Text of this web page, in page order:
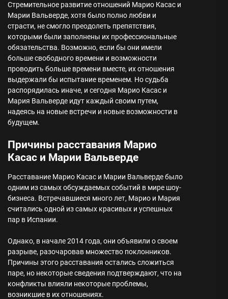
Стремительное развитие отношений Марио Касас и
Марии Вальверде, хотя было полно любви и
страсти, не смогло преодолеть препятствия,
которыми были заполнены их профессиональные
обязательства. Возможно, если бы они имели
больше свободного времени и возможности
проводить больше времени вместе, их отношения
выдержали бы испытание временем. Но судьба
распорядилась иначе, и сегодня Марио Касас и
Мария Вальверде идут каждый своим путем,
надеясь на новые встречи и новые возможности в
будущем.
Причины расставания Марио
Касас и Марии Вальверде
Расставание Марио Касас и Марии Вальверде было
одним из самых обсуждаемых событий в мире шоу-
бизнеса. Встречавшиеся много лет, Марио и Мария
считались одной из самых красивых и успешных
пар в Испании.
Однако, в начале 2014 года, они объявили о своем
разрыве, разочаровав множество поклонников.
Причины этого расставания остались сложиться
паре, но некоторые сведения подтверждают, что на
конфликты влияли некоторые проблемы,
возникшие в их отношениях.